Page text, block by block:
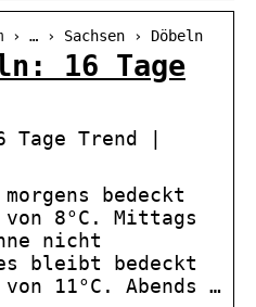
… › Sachsen › Döbeln
16 Tage
Tage Trend |
bedeckt
von 8°C. Mittags
nicht
bleibt bedeckt
11°C. Abends …